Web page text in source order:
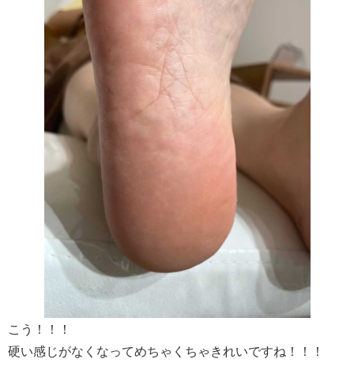
こう！！！
硬い感じがなくなってめちゃくちゃきれいですね！！！